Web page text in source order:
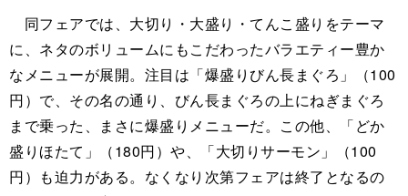
同フェアでは、大切り・大盛り・てんこ盛りをテーマ
に、ネタのボリュームにもこだわったバラエティー豊か
なメニューが展開。注目は「爆盛りびん長まぐろ」（100
円）で、その名の通り、びん長まぐろの上にねぎまぐろ
まで乗った、まさに爆盛りメニューだ。この他、「どか
盛りほたて」（180円）や、「大切りサーモン」（100
円）も迫力がある。なくなり次第フェアは終了となるの